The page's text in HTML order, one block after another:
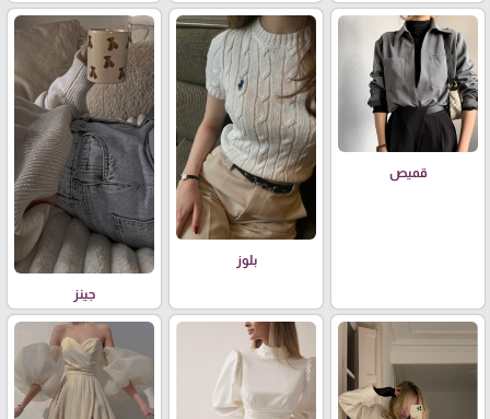
قميص
بلوز
جينز